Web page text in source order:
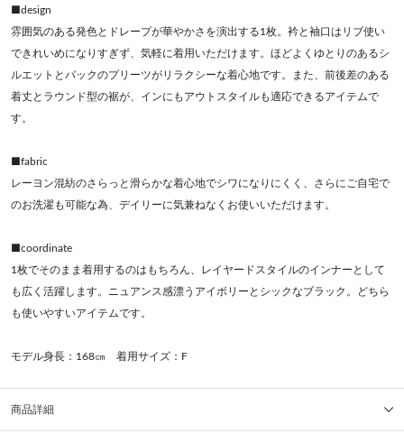
■design
雰囲気のある発色とドレープが華やかさを演出する1枚。衿と袖口はリブ使い
できれいめになりすぎず、気軽に着用いただけます。ほどよくゆとりのあるシ
ルエットとバックのプリーツがリラクシーな着心地です。また、前後差のある
着丈とラウンド型の裾が、インにもアウトスタイルも適応できるアイテムで
す。
■fabric
レーヨン混紡のさらっと滑らかな着心地でシワになりにくく、さらにご自宅で
のお洗濯も可能な為、デイリーに気兼ねなくお使いいただけます。
■coordinate
1枚でそのまま着用するのはもちろん、レイヤードスタイルのインナーとして
も広く活躍します。ニュアンス感漂うアイボリーとシックなブラック。どちら
も使いやすいアイテムです。
モデル身長：168㎝ 着用サイズ：F
商品詳細